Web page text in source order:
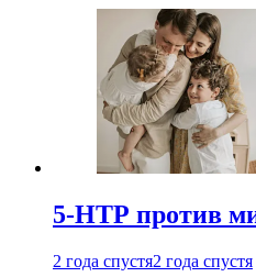
5-НТР против
2 года спустя2 года спустя